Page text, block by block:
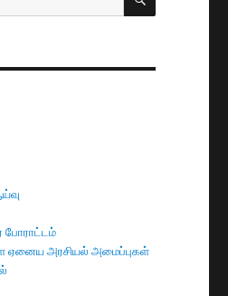
போராட்டம்
ஏனைய அரசியல் அமைப்புகள்